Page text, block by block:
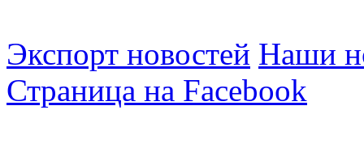
Экспорт новостей Наши
Страница на Facebook